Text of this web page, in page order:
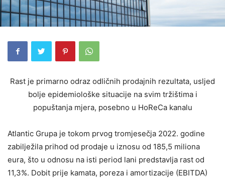
Rast je primarno odraz odličnih prodajnih rezultata, usljed
bolje epidemiološke situacije na svim tržištima i
popuštanja mjera, posebno u HoReCa kanalu
Atlantic Grupa je tokom prvog tromjesečja 2022. godine
zabilježila prihod od prodaje u iznosu od 185,5 miliona
eura, što u odnosu na isti period lani predstavlja rast od
11,3%. Dobit prije kamata, poreza i amortizacije (EBITDA)